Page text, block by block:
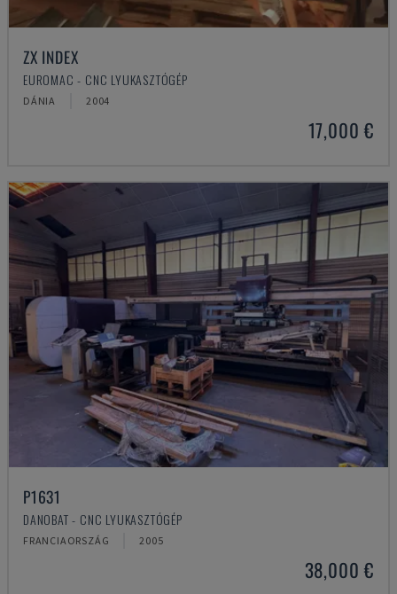
ZX INDEX
EUROMAC - CNC LYUKASZTÓGÉP
DÁNIA 2004
17,000 €
P1631
DANOBAT - CNC LYUKASZTÓGÉP
FRANCIAORSZÁG 2005
38,000 €